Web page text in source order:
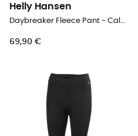
Helly Hansen
Daybreaker Fleece Pant - Calça fato treino homem
69,90 €